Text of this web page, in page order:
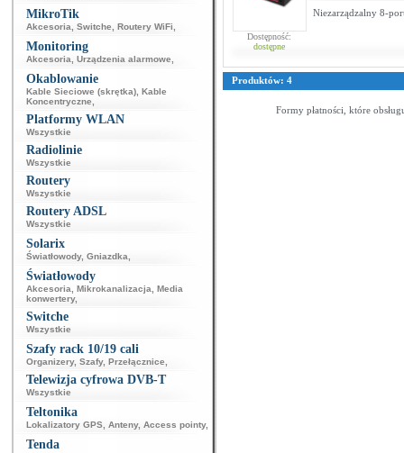
MikroTik
Akcesoria Switche Routery WiFi
Monitoring
Akcesoria Urządzenia alarmowe
Okablowanie
Kable Sieciowe (skrętka) Kable
Koncentryczne
Platformy WLAN
Wszystkie
Radiolinie
Wszystkie
Routery
Wszystkie
Routery ADSL
Wszystkie
Solarix
Światłowody, Gniazdka
Światłowody
Akcesoria Mikrokanalizacja
Media
konwertery,
Switche
Wszystkie
Szafy rack 10/19 cali
Organizery, Szafy, Przełącznice
Telewizja cyfrowa DVB-T
Wszystkie
Teltonika
Lokalizatory GPS Anteny, Access pointy,
Tenda
Dostępność:
dostępne
Niezarządzalny 8-
Produktów: 4
Formy płatności, które